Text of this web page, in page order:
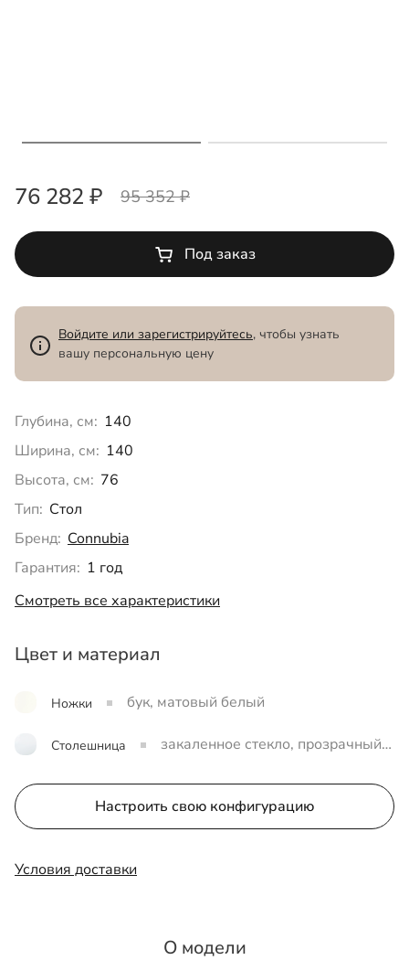
Глубина, см: 140
Ширина, см: 140
Высота, см: 76
Тип: Стол
Бренд: Connubia
Гарантия: 1 год
Смотреть все характеристики
Войдите или зарегистрируйтесь, чтобы узнать
вашу персональную цену
76 282 ₽ 95 352 ₽
Под заказ
Цвет и материал
Ножки бук, матовый белый
Столешница
закаленное стекло, прозрачный б
Настроить свою конфигурацию
Условия доставки
О модели